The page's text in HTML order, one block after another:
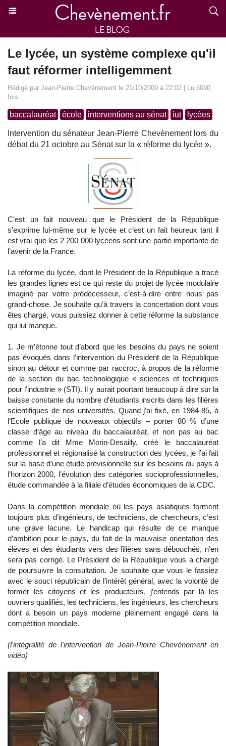
Le lycée, un système complexe qu'il
faut réformer intelligemment
Rédigé par Jean-Pierre Chevènement le 21/10/2009 à 22:02 | Lu 5090
fois
baccalauréat école interventions au sénat iut lycées
Intervention du sénateur Jean-Pierre Chevènement lors du
débat du 21 octobre au Sénat sur la « réforme du lycée ».
C’est un fait nouveau que le Président de la République
s’exprime lui-même sur le lycée et c’est un fait heureux tant il
est vrai que les 2 200 000 lycéens sont une partie importante de
l’avenir de la France.
La réforme du lycée, dont le Président de la République a tracé
les grandes lignes est ce qui reste du projet de lycée modulaire
imaginé par votre prédécesseur, c’est-à-dire entre nous pas
grand-chose. Je souhaite qu’à travers la concertation dont vous
êtes chargé, vous puissiez donner à cette réforme la substance
qui lui manque.
1. Je m’étonne tout d’abord que les besoins du pays ne soient
pas évoqués dans l’intervention du Président de la République
sinon au détour et comme par raccroc, à propos de la réforme
de la section du bac technologique « sciences et techniques
pour l’industrie » (STI). Il y aurait pourtant beaucoup à dire sur la
baisse constante du nombre d’étudiants inscrits dans les filières
scientifiques de nos universités. Quand j’ai fixé, en 1984-85, à
l’Ecole publique de nouveaux objectifs – porter 80 % d’une
classe d’âge au niveau du baccalauréat, et non pas au bac
comme l’a dit Mme Morin-Desailly, créé le baccalauréat
professionnel et régionalisé la construction des lycées, je l’ai fait
sur la base d’une étude prévisionnelle sur les besoins du pays à
l’horizon 2000, l’évolution des catégories socioprofessionnelles,
étude commandée à la filiale d’études économiques de la CDC.
Dans la compétition mondiale où les pays asiatiques forment
toujours plus d’ingénieurs, de techniciens, de chercheurs, c’est
une grave lacune. Le handicap qui résulte de ce manque
d’ambition pour le pays, du fait de la mauvaise orientation des
élèves et des étudiants vers des filières sans débouchés, n’en
sera pas corrigé. Le Président de la République vous a chargé
de poursuivre la consultation. Je souhaite que vous le fassiez
avec le souci républicain de l’intérêt général, avec la volonté de
former les citoyens et les producteurs, j’entends par là les
ouvriers qualifiés, les techniciens, les ingénieurs, les chercheurs
dont a besoin un pays moderne pleinement engagé dans la
compétition mondiale.
(l'intégralité de l'intervention de Jean-Pierre Chevènement en
vidéo)